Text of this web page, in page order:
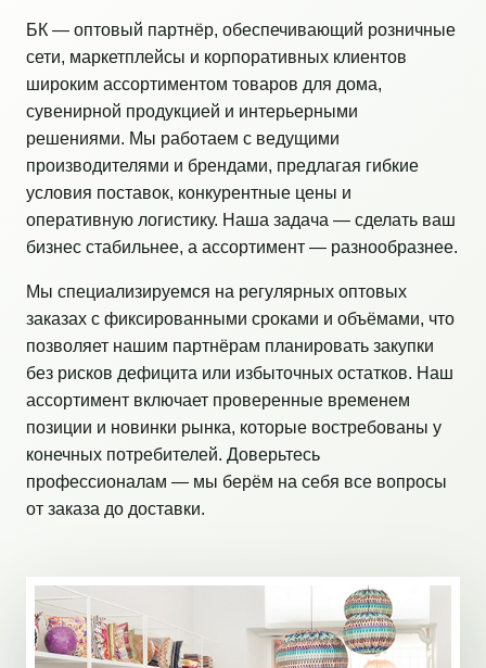
БК — оптовый партнёр, обеспечивающий розничные
сети, маркетплейсы и корпоративных клиентов
широким ассортиментом товаров для дома,
сувенирной продукцией и интерьерными
решениями. Мы работаем с ведущими
производителями и брендами, предлагая гибкие
условия поставок, конкурентные цены и
оперативную логистику. Наша задача — сделать ваш
бизнес стабильнее, а ассортимент — разнообразнее.
Мы специализируемся на регулярных оптовых
заказах с фиксированными сроками и объёмами, что
позволяет нашим партнёрам планировать закупки
без рисков дефицита или избыточных остатков. Наш
ассортимент включает проверенные временем
позиции и новинки рынка, которые востребованы у
конечных потребителей. Доверьтесь
профессионалам — мы берём на себя все вопросы
от заказа до доставки.